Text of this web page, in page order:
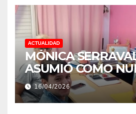
ACTUALIDAD
MÓNICA
ASUMIÓ COMO
DIRECTORA DEL
«RENÉ
BASAIL.
16/04/2026